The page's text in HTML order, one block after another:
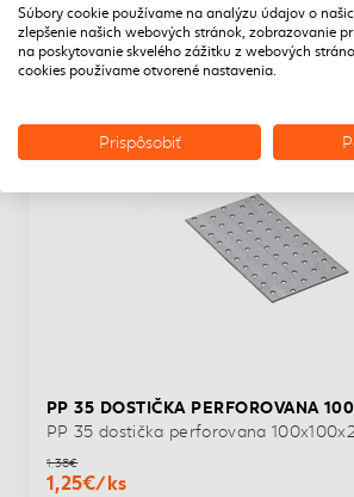
NAPOSLEDY
PP 35 DOSTIČKA PERFOROVANA
PP 35 dostička perforovana
1,38€
1,25€/ks
Súbory cookie používame na analýzu údajov o
zlepšenie našich webových stránok, zobrazovanie
na poskytovanie skvelého zážitku z webových
cookies používame otvorené nastavenia.
Prispôsobiť